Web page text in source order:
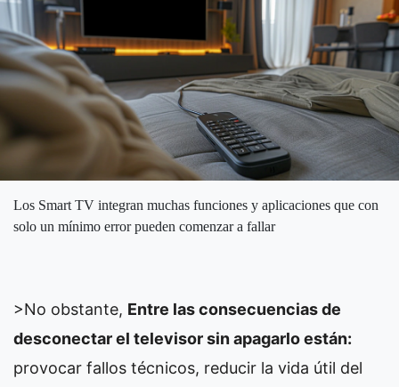
Los Smart TV integran muchas funciones y aplicaciones que con
solo un mínimo error pueden comenzar a fallar
>No obstante, Entre las consecuencias de
desconectar el televisor sin apagarlo están:
provocar fallos técnicos, reducir la vida útil del